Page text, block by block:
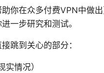
你在众多付费VPN中做
一步研究和测试。
跳到关心的部分：
情况）